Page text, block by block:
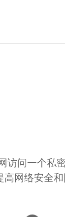
访问一个私
网络安全和